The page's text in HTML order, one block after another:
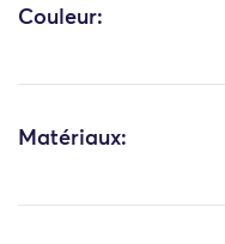
Couleur:
Matériaux: